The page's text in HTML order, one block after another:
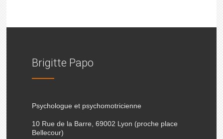
Brigitte Papo
Psychologue et psychomotricienne
10 Rue de la Barre, 69002 Lyon (proche place
Bellecour)